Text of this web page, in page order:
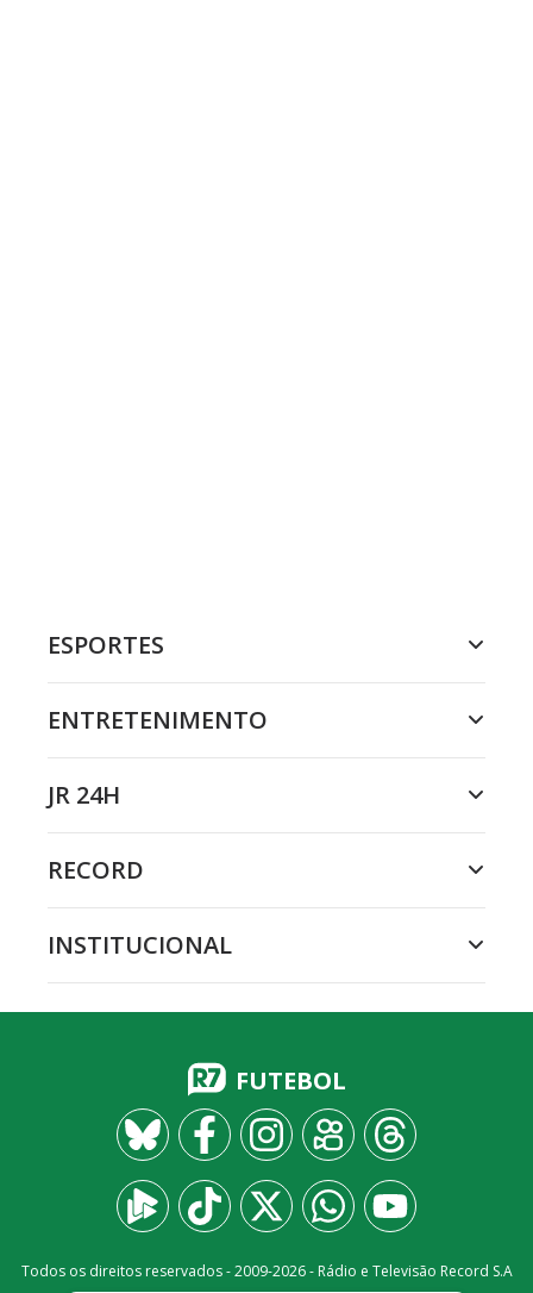
ESPORTES
ENTRETENIMENTO
JR 24H
RECORD
INSTITUCIONAL
FUTEBOL
Todos os direitos reservados - 2009-2026- Rádio e Televisão Record S.A